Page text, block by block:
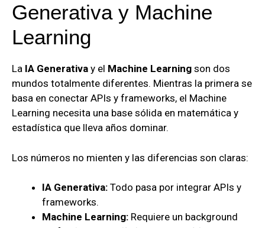
Generativa y Machine
Learning
La IA Generativa y el Machine Learning son dos
mundos totalmente diferentes. Mientras la primera se
basa en conectar APIs y frameworks, el Machine
Learning necesita una base sólida en matemática y
estadística que lleva años dominar.
Los números no mienten y las diferencias son claras:
IA Generativa: Todo pasa por integrar APIs y
frameworks.
Machine Learning: Requiere un background